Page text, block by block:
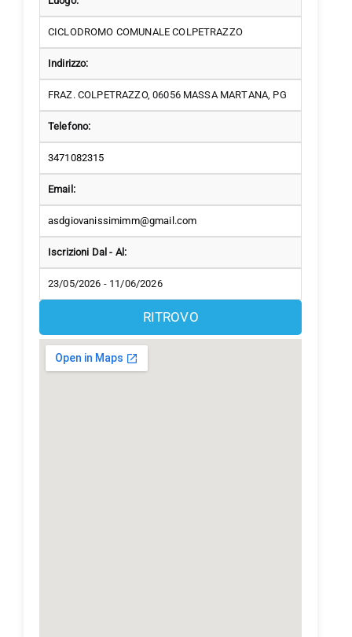
CICLODROMO COMUNALE COLPETRAZZO
Indirizzo:
FRAZ. COLPETRAZZO, 06056 MASSA MARTANA, PG
Telefono:
3471082315
Email:
asdgiovanissimimm@gmail.com
Iscrizioni Dal - Al:
23/05/2026 - 11/06/2026
RITROVO